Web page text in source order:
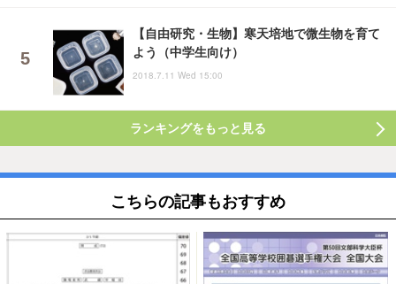
【自由研究・生物】寒天培地で微生物を育て
よう（中学生向け）
2018.7.11 Wed 15:00
ランキングをもっと見る
こちらの記事もおすすめ